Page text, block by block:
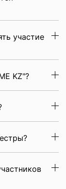
участие
KZ"?